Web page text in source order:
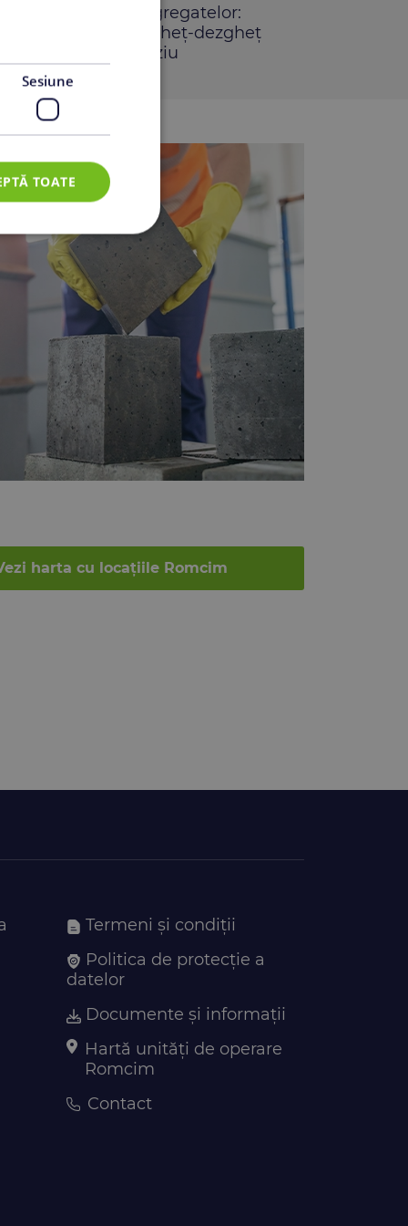
alterabilitate ale agregatelor:
rezistenței la îngheț-dezgheț
sulfat de magneziu
harta cu locațiile Romcim
Termeni și condiții
Politica de protecție a
datelor
Documente și informații
Hartă unități de operare
Romcim
Contact
Sesiune
TOATE